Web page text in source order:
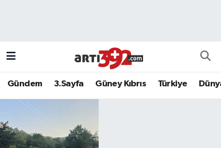
Gündem 3.Sayfa Güney Kıbrıs Türkiye